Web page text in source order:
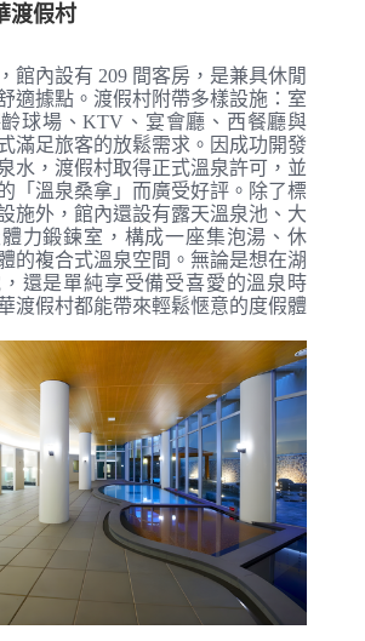
渡假村
館內設有 209 間客房，是兼具休閒
適據點。渡假村附帶多樣設施：室
球場、KTV、宴會廳、西餐廳與
滿足旅客的放鬆需求。因成功開發
水，渡假村取得正式溫泉許可，並
「溫泉桑拿」而廣受好評。除了標
施外，館內還設有露天溫泉池、大
力鍛鍊室，構成一座集泡湯、休
的複合式溫泉空間。無論是想在湖
還是單純享受備受喜愛的溫泉時
渡假村都能帶來輕鬆愜意的度假體